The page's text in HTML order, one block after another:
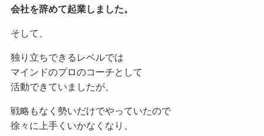
会社を辞めて起業しました。
そして、
独り立ちできるレベルでは
マインドのプロのコーチとして
活動できていましたが、
戦略もなく勢いだけでやっていたので
徐々に上手くいかなくなり、